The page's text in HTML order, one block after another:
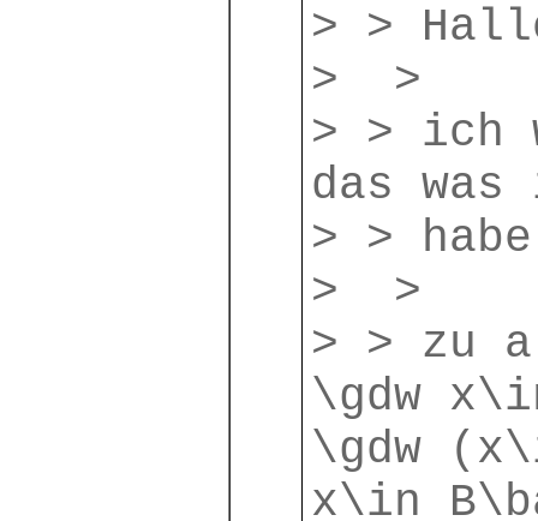
> >
> >
> > ich
das
> >
> >
> > zu
\gdw
\gdw
x\in